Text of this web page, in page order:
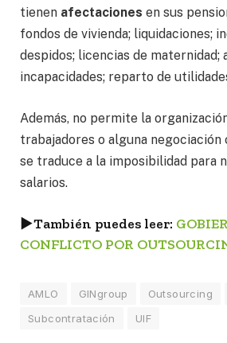
tienen afectaciones en sus
fondos de vivienda; liquidaciones;
despidos; licencias de maternidad;
incapacidades; reparto de
Además, no permite la
trabajadores o alguna
se traduce a la imposibilidad para
salarios.
►También puedes leer:
CONFLICTO POR
AMLO GINgroup Outsourcing
Subcontratación
UIF